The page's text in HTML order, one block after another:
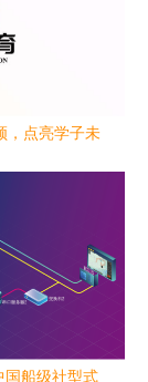
，点亮学子未
国船级社型式